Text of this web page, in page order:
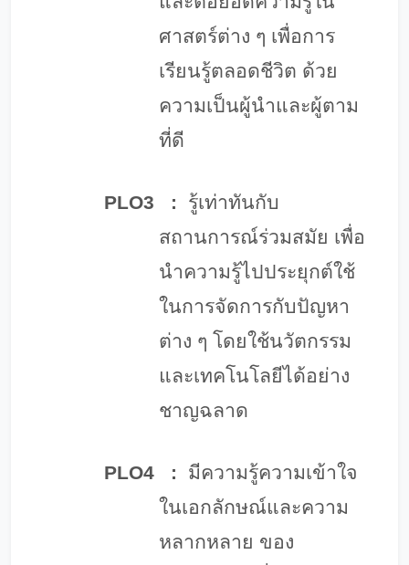
ศาสตร์ต่าง ๆ เพื่อการ
เรียนรู้ตลอดชีวิต ด้วย
ความเป็นผู้นำและผู้ตาม
ที่ดี
PLO3 :
รู้เท่าทันกับ
สถานการณ์ร่วมสมัย เพื่อ
นำความรู้ไปประยุกต์ใช้
ในการจัดการกับปัญหา
ต่าง ๆ โดยใช้นวัตกรรม
และเทคโนโลยีได้อย่าง
ชาญฉลาด
PLO4 :
มีความรู้ความเข้าใจ
ในเอกลักษณ์และความ
หลากหลาย ของ